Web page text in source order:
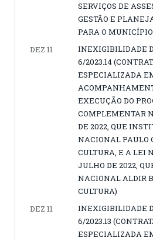
SERVIÇOS DE
GESTÃO E
PARA O
DEZ 11
INEXIGIBILIDADE
6/2023.14
ESPECIALIZADA
EXECUÇÃO DO
COMPLEMENTAR
DE 2022, QUE
NACIONAL PAULO
CULTURA, E A LEI
JULHO DE 2022,
NACIONAL ALDIR
CULTURA)
DEZ 11
INEXIGIBILIDADE
6/2023.13
ESPECIALIZADA